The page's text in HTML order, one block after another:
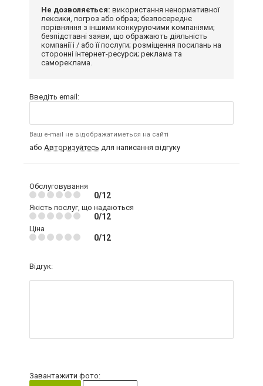
Не дозволяється: використання ненормативної
лексики, погроз або образ; безпосереднє
порівняння з іншими конкуруючими компаніями;
безпідставні заяви, що ображають діяльність
компанії і / або її послуги; розміщення посилань на
сторонні інтернет-ресурси; реклама та
самореклама.
Введіть email:
Ваш e-mail не відображатиметься на сайті
або Авторизуйтесь для написання відгуку
Обслуговування
0/12
Якість послуг, що надаються
0/12
Ціна
0/12
Відгук:
Завантажити фото: